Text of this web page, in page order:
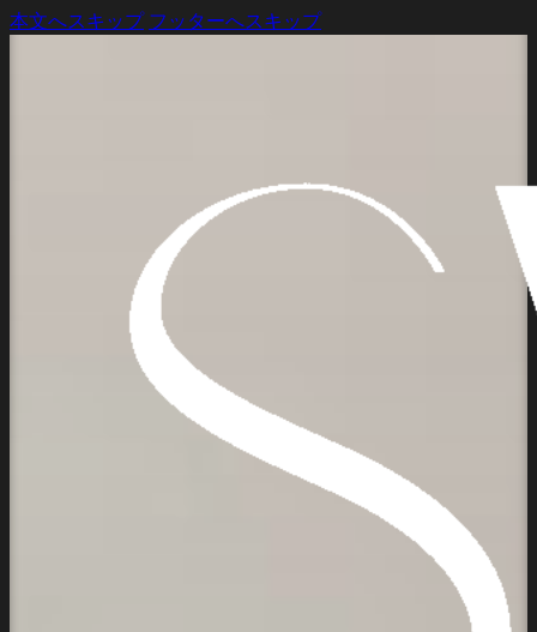
本文へスキップ フッターへスキップ